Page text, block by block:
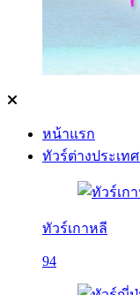
หน้าแรก
ทัวร์ต่างประเทศ
ทัวร์เกาหลี
94